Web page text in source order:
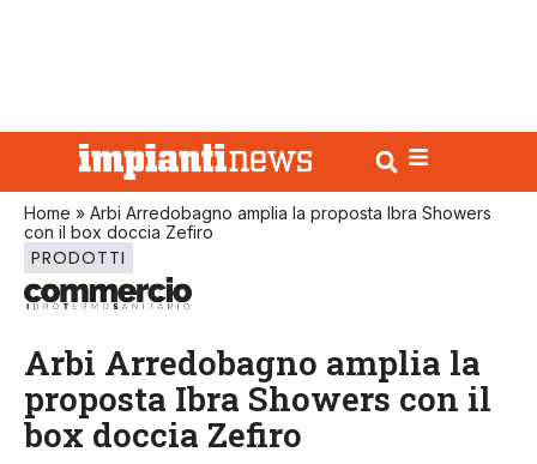
Home » Arbi Arredobagno amplia la proposta Ibra Showers
con il box doccia Zefiro
PRODOTTI
Arbi Arredobagno amplia la
proposta Ibra Showers con il
box doccia Zefiro